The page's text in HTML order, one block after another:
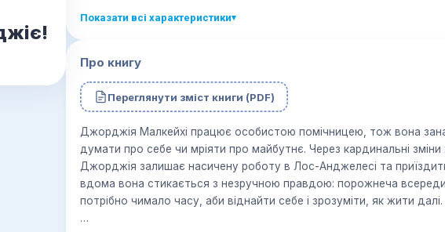
Показати всі характеристики▾
Про книгу
Переглянути зміст книги (PDF)
Джорджія Малкейхі працює особистою помічницею, тож вона
думати про себе чи мріяти про майбутнє. Через кардинальні зміни
Джорджія залишає насичену роботу в Лос-Анджелесі та
вдома вона стикається з незручною правдою: порожнеча
потрібно чимало часу, аби віднайти себе і зрозуміти, як жити далі.